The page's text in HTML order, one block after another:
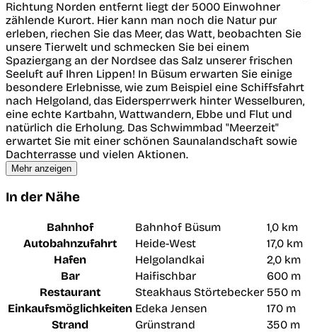
Richtung Norden entfernt liegt der 5000 Einwohner
zählende Kurort. Hier kann man noch die Natur pur
erleben, riechen Sie das Meer, das Watt, beobachten Sie
unsere Tierwelt und schmecken Sie bei einem
Spaziergang an der Nordsee das Salz unserer frischen
Seeluft auf Ihren Lippen! In Büsum erwarten Sie einige
besondere Erlebnisse, wie zum Beispiel eine Schiffsfahrt
nach Helgoland, das Eidersperrwerk hinter Wesselburen,
eine echte Kartbahn, Wattwandern, Ebbe und Flut und
natürlich die Erholung. Das Schwimmbad "Meerzeit"
erwartet Sie mit einer schönen Saunalandschaft sowie
Dachterrasse und vielen Aktionen.
Mehr anzeigen
In der Nähe
Bahnhof Bahnhof Büsum
1,0 km
Autobahnzufahrt
Heide-West
17,0 km
Hafen
Helgolandkai
2,0 km
Bar
Haifischbar
600 m
Restaurant
Steakhaus Störtebecker 550 m
Einkaufsmöglichkeiten Edeka Jensen
170 m
Strand
Grünstrand 350 m